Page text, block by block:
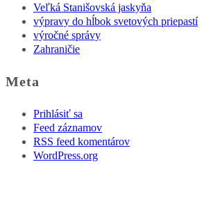
Veľká Stanišovská jaskyňa
výpravy do hĺbok svetových priepastí
výročné správy
Zahraničie
Meta
Prihlásiť sa
Feed záznamov
RSS feed komentárov
WordPress.org